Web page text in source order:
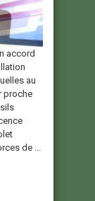
accord
au
proche
de ...